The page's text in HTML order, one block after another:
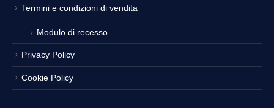
Termini e condizioni di vendita
Modulo di recesso
Privacy Policy
Cookie Policy